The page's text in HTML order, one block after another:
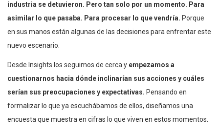
industria se detuvieron. Pero tan solo por un momento. Para
asimilar lo que pasaba. Para procesar lo que vendría. Porque
en sus manos están algunas de las decisiones para enfrentar este
nuevo escenario.
Desde Insights los seguimos de cerca y empezamos a
cuestionarnos hacia dónde inclinarían sus acciones y cuáles
serían sus preocupaciones y expectativas. Pensando en
formalizar lo que ya escuchábamos de ellos, diseñamos una
encuesta que muestra en cifras lo que viven en estos momentos.